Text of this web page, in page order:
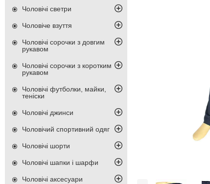
Чоловічі светри
Чоловіче взуття
Чоловічі сорочки з довгим
рукавом
Чоловічі сорочки з коротким
рукавом
Чоловічі футболки, майки,
теніски
Чоловічі джинси
Чоловічий спортивний одяг
Чоловічі шорти
Чоловічі шапки і шарфи
Чоловічі аксесуари